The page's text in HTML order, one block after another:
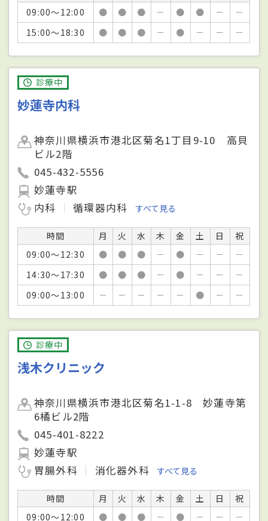
09:00～12:00
● ● ● － ● ● －
－
15:00～18:30
● ● ● － ● － － －
診療中
妙蓮寺内科
神奈川県横浜市港北区菊名1丁目9-10 高貝
ビル2階
045-432-5556
妙蓮寺駅
内科
循環器内科 すべて見る
時間 月 火 水 木 金 土 日
祝
09:00～12:30
● ● ● － ● － －
－
14:30～17:30
● ● ● － ● － －
－
09:00～13:00
－ － － － － ● － －
診療中
浅木クリニック
神奈川県横浜市港北区菊名1-1-8 妙蓮寺第
6橘ビル2階
045-401-8222
妙蓮寺駅
胃腸外科
消化器外科 すべて見る
時間 月 火 水 木 金 土 日
祝
09:00～12:00
● ● ● － ● － －
－